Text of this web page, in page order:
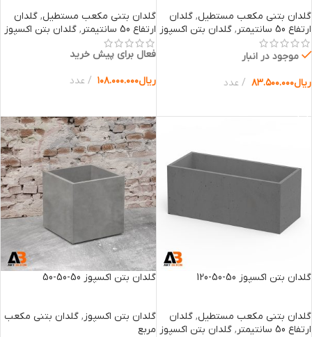
گلدان بتنی مکعب مستطیل, گلدان
ارتفاع 50 سانتیمتر
, گلدان بتن اکسپوز
موجود در انبار
ریال۸۳.۵۰۰.۰۰۰ عدد
گلدان بتنی مکعب مستطیل, گلدان
ارتفاع 50 سانتیمتر
, گلدان بتن اکسپوز
فعال برای پیش خرید
ریال۱۰۸.۰۰۰.۰۰۰ عدد
گلدان بتن اکسپوز 50-50-120
گلدان بتنی مکعب مستطیل, گلدان
ارتفاع 50 سانتیمتر
, گلدان بتن اکسپوز
گلدان بتن اکسپوز 50-50-50
گلدان بتن اکسپوز, گلدان بتنی مکعب
مربع